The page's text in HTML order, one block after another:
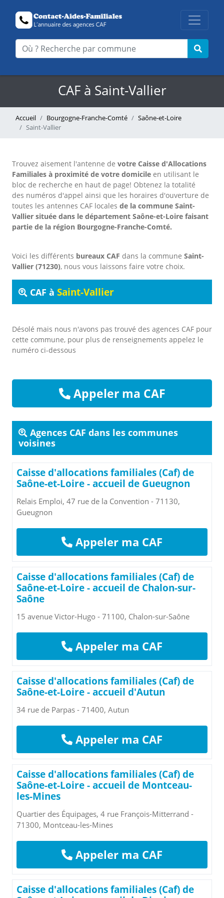
CAF à Saint-Vallier
Accueil Bourgogne-Franche-Comté
Saône-et-Loire
Saint-Vallier
Trouvez aisement l'antenne de votre Caisse d'Allocations
Familiales à proximité de votre domicile en utilisant le
bloc de recherche en haut de page! Obtenez la totalité
des numéros d'appel ainsi que les horaires d'ouverture de
toutes les antennes CAF locales de la commune Saint-
Vallier située dans le département Saône-et-Loire faisant
partie de la région Bourgogne-Franche-Comté.
Voici les différents bureaux CAF dans la commune Saint-
Vallier (71230), nous vous laissons faire votre choix.
CAF à Saint-Vallier
Désolé mais nous n'avons pas trouvé des agences CAF pour
cette commune, pour plus de renseignements appelez le
numéro ci-dessous
Appeler ma CAF
Agences CAF dans les communes
voisines
Caisse d'allocations familiales (Caf) de
Saône-et-Loire - accueil de Gueugnon
Relais Emploi, 47 rue de la Convention - 71130,
Gueugnon
Appeler ma CAF
Caisse d'allocations familiales (Caf) de
Saône-et-Loire - accueil de Chalon-sur-
Saône
15 avenue Victor-Hugo - 71100, Chalon-sur-Saône
Appeler ma CAF
Caisse d'allocations familiales (Caf) de
Saône-et-Loire - accueil d'Autun
34 rue de Parpas - 71400, Autun
Appeler ma CAF
Caisse d'allocations familiales (Caf) de
Saône-et-Loire - accueil de Montceau-
les-Mines
Quartier des Équipages, 4 rue François-Mitterrand -
71300, Montceau-les-Mines
Appeler ma CAF
Caisse d'allocations familiales (Caf) de